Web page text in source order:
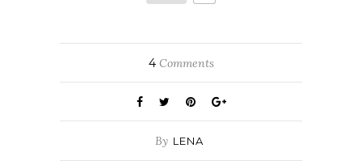
4Comments
By LENA